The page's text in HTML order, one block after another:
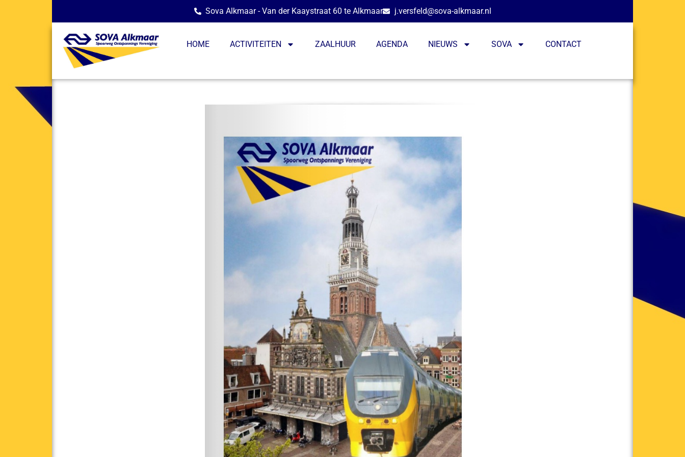
Sova Alkmaar - Van der Kaaystraat 60 te Alkmaar j.versfeld@sova-alkmaar.nl
HOME ACTIVITEITEN ZAALHUUR AGENDA NIEUWS SOVA CONTACT